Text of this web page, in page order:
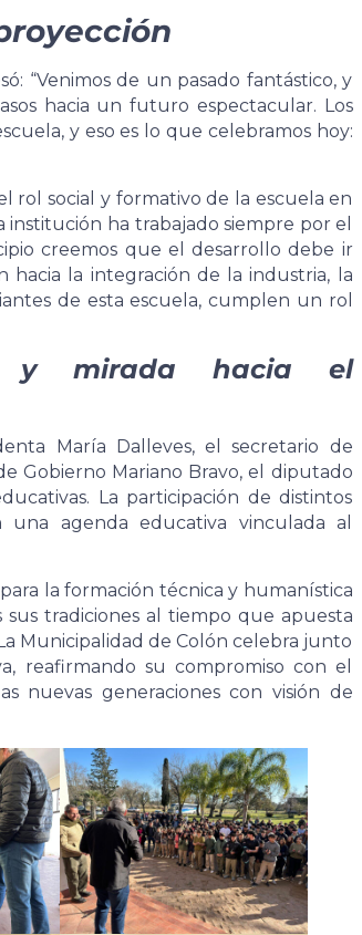
“Venimos de un pasado fantástico, y
hacia un futuro espectacular. Los
y eso es lo que celebramos hoy:
rol social y formativo de la escuela en
ha trabajado siempre por el
creemos que el desarrollo debe ir
hacia la integración de la industria, la
de esta escuela, cumplen un rol
y mirada hacia el
María Dalleves, el secretario de
Gobierno Mariano Bravo, el diputado
La participación de distintos
agenda educativa vinculada al
la formación técnica y humanística
tradiciones al tiempo que apuesta
Municipalidad de Colón celebra junto
reafirmando su compromiso con el
nuevas generaciones con visión de